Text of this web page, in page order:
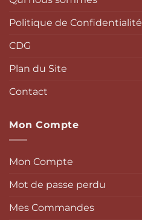
Politique de Confidentialité
CDG
Plan du Site
Contact
Mon Compte
Mon Compte
Mot de passe perdu
Mes Commandes